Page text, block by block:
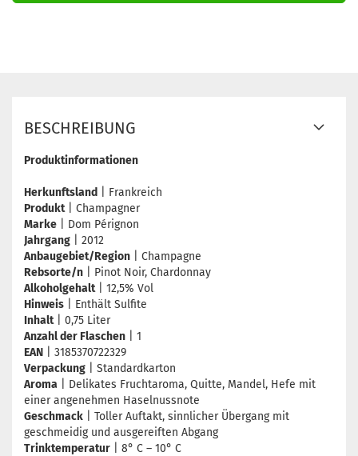
BESCHREIBUNG
Produktinformationen
Herkunftsland
| Frankreich
Produkt| Champagner
Marke | Dom Pérignon
Jahrgang | 2012
Anbaugebiet/Region | Champagne
Rebsorte/n | Pinot Noir, Chardonnay
Alkoholgehalt| 12,5% Vol
Hinweis | Enthält Sulfite
Inhalt| 0,75 Liter
Anzahl der Flaschen | 1
EAN | 3185370722329
Verpackung | Standardkarton
Aroma | Delikates Fruchtaroma, Quitte, Mandel, Hefe mit
einer angenehmen Haselnussnote
Geschmack | Toller Auftakt, sinnlicher Übergang mit
geschmeidig und ausgereiften Abgang
Trinktemperatur | 8° C – 10° C